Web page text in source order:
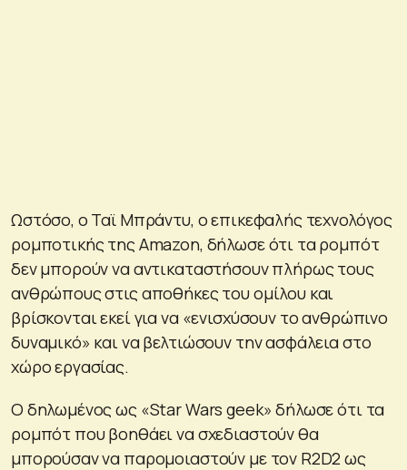
Ωστόσο, ο Ταϊ Μπράντυ, ο επικεφαλής τεχνολόγος
ρομποτικής της Amazon, δήλωσε ότι τα ρομπότ
δεν μπορούν να αντικαταστήσουν πλήρως τους
ανθρώπους στις αποθήκες του ομίλου και
βρίσκονται εκεί για να «ενισχύσουν το ανθρώπινο
δυναμικό» και να βελτιώσουν την ασφάλεια στο
χώρο εργασίας.
Ο δηλωμένος ως «Star Wars geek» δήλωσε ότι τα
ρομπότ που βοηθάει να σχεδιαστούν θα
μπορούσαν να παρομοιαστούν με τον R2D2 ως